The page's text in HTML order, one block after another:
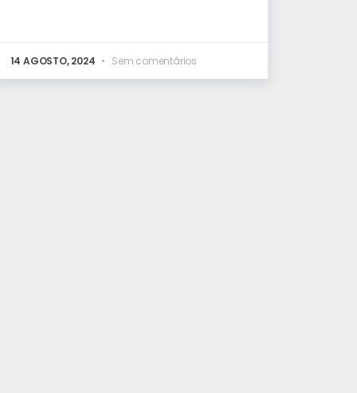
14 AGOSTO, 2024 Sem comentários